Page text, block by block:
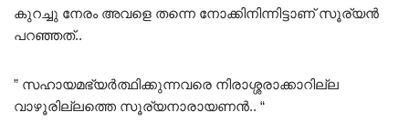
കുറച്ചു നേരം അവളെ തന്നെ നോക്കിനിന്നിട്ടാണ് സൂര്യൻ
പറഞ്ഞത്..
” സഹായമഭ്യർത്ഥിക്കുന്നവരെ നിരാശ്ശരാക്കാറില്ല
വാഴൂരില്ലത്തെ സൂര്യനാരായണൻ.. “